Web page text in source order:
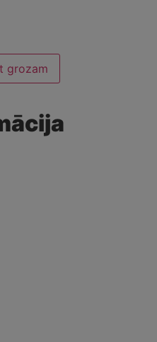
grozam